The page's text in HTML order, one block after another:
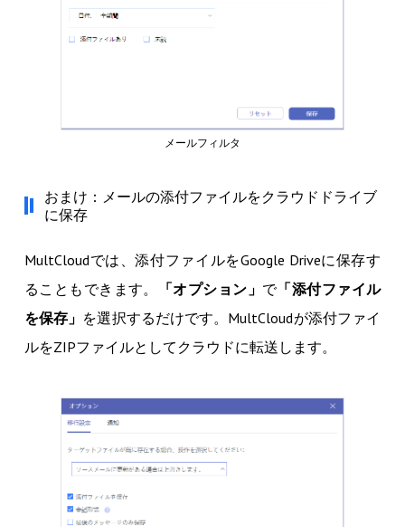
メールフィルタ
おまけ：メールの添付ファイルをクラウドドライブ
に保存
MultCloudでは、添付ファイルをGoogle Driveに保存す
ることもできます。
「オプション」 で「添付ファイル
を保存」 を選択するだけです。MultCloudが添付ファイ
ルをZIPファイルとしてクラウドに転送します。